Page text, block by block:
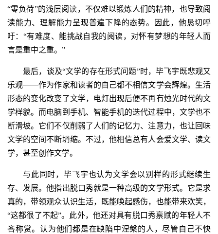
“零负荷”的浅层阅读，不仅难以锻炼人们的精神，也导致阅
读能力、理解能力呈现普遍下降的态势。因此，他恳切呼
吁：“有难度、能挑战自我的阅读，对怀有梦想的年轻人而
言是重中之重。”
最后，谈及“文学的存在形式问题”时，毕飞宇既悲观又
乐观——作为作家和读者的自己都不相信文学会辉煌。生活
形态的变化改变了文学，电灯出现后便不再有烛光时代的文
学样貌。而电脑到手机、智能手机的迭代过程中，文学也不
断滑坡。它们不仅削弱了人们的记忆力、注意力，也让回味
文学的空间不断坍缩。不过，他相信总有人会爱文学、读文
学，甚至创作文学。
与此同时，毕飞宇也认为文学会以别样的形式继续生
存、发展。他指出脱口秀就是一种高级的文学形式。它是求
真的，带领观众认识生活，既能唤起感伤，也能带来欢笑，
“这都很了不起”。此外，他还对具有脱口秀禀赋的年轻人不
吝称赏。认为他们都是在缺陷中涅槃的人，尽管自己不快